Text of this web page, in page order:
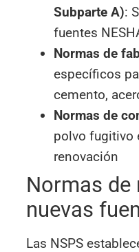
Subparte A):
fuentes
Normas de
específicos
cemento,
Normas de
polvo fugitivo
renovación
Normas de
nuevas
Las NSPS